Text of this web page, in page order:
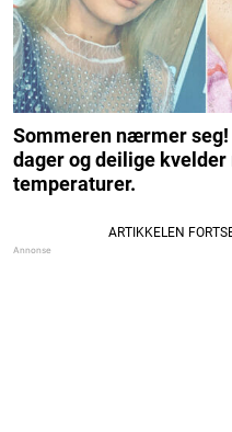
Sommeren nærmer
dager og deilige
temperaturer.